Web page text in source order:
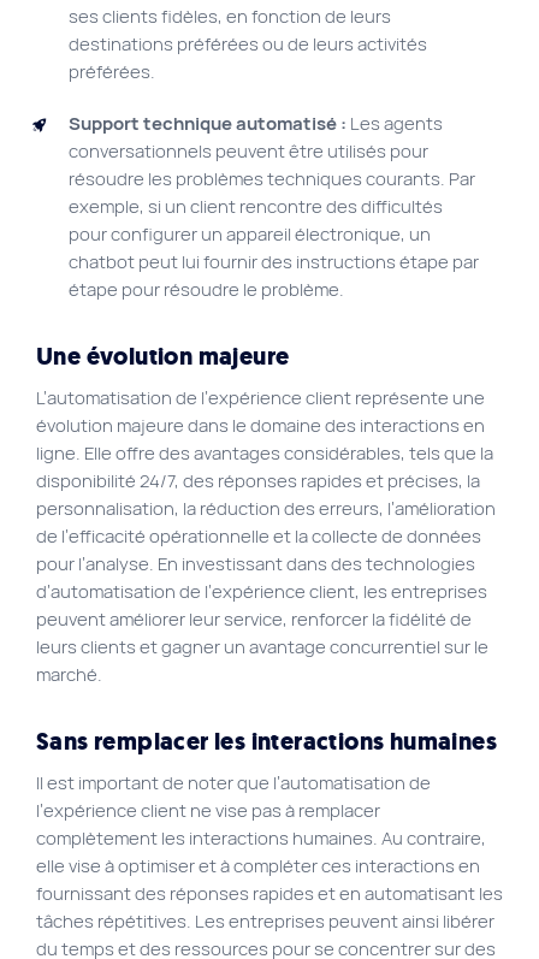
ses clients fidèles, en fonction de leurs
destinations préférées ou de leurs activités
préférées.
Support technique automatisé : Les agents
conversationnels peuvent être utilisés pour
résoudre les problèmes techniques courants. Par
exemple, si un client rencontre des difficultés
pour configurer un appareil électronique, un
chatbot peut lui fournir des instructions étape par
étape pour résoudre le problème.
Une évolution majeure
L’automatisation de l’expérience client représente une
évolution majeure dans le domaine des interactions en
ligne. Elle offre des avantages considérables, tels que la
disponibilité 24/7, des réponses rapides et précises, la
personnalisation, la réduction des erreurs, l’amélioration
de l’efficacité opérationnelle et la collecte de données
pour l’analyse. En investissant dans des technologies
d’automatisation de l’expérience client, les entreprises
peuvent améliorer leur service, renforcer la fidélité de
leurs clients et gagner un avantage concurrentiel sur le
marché.
Sans remplacer les interactions humaines
Il est important de noter que l’automatisation de
l’expérience client ne vise pas à remplacer
complètement les interactions humaines. Au contraire,
elle vise à optimiser et à compléter ces interactions en
fournissant des réponses rapides et en automatisant les
tâches répétitives. Les entreprises peuvent ainsi libérer
du temps et des ressources pour se concentrer sur des